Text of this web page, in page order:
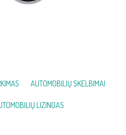
AUTOMOBILIŲ SKELBIMAI
LIZINGAS